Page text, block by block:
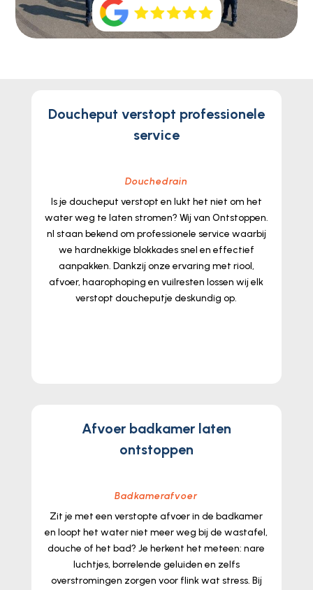
Doucheput verstopt professionele
service
Douchedrain
Is je doucheput verstopt en lukt het niet om het
water weg te laten stromen? Wij van Ontstoppen.​
nl staan bekend om professionele service waarbij
we hardnekkige blokkades snel en effectief
aanpakken.​ Dankzij onze ervaring met riool,
afvoer, haarophoping en vuilresten lossen wij elk
verstopt doucheputje deskundig op.​
Afvoer badkamer laten
ontstoppen
Badkamerafvoer
Zit je met een verstopte afvoer in de badkamer
en loopt het water niet meer weg bij de wastafel,
douche of het bad? Je herkent het meteen: nare
luchtjes, borrelende geluiden en zelfs
overstromingen zorgen voor flink wat stress.​ Bij